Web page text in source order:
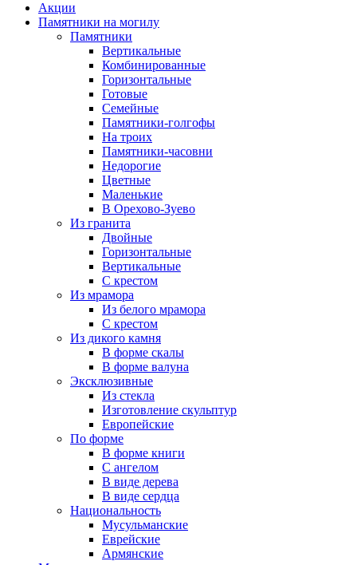
Акции
Памятники на могилу
Памятники
Вертикальные
Комбинированные
Горизонтальные
Готовые
Семейные
Памятники-голгофы
На троих
Памятники-часовни
Недорогие
Цветные
Маленькие
В Орехово-Зуево
Из гранита
Двойные
Горизонтальные
Вертикальные
С крестом
Из мрамора
Из белого мрамора
С крестом
Из дикого камня
В форме скалы
В форме валуна
Эксклюзивные
Из стекла
Изготовление скульптур
Европейские
По форме
В форме книги
С ангелом
В виде дерева
В виде сердца
Национальность
Мусульманские
Еврейские
Армянские